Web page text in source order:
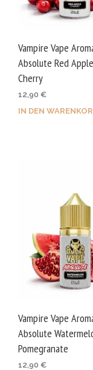
Vampire Vape
Absolute Red Apple
Cherry
12,90 €
IN DEN
Vampire Vape
Absolute
Pomegranate
12,90 €